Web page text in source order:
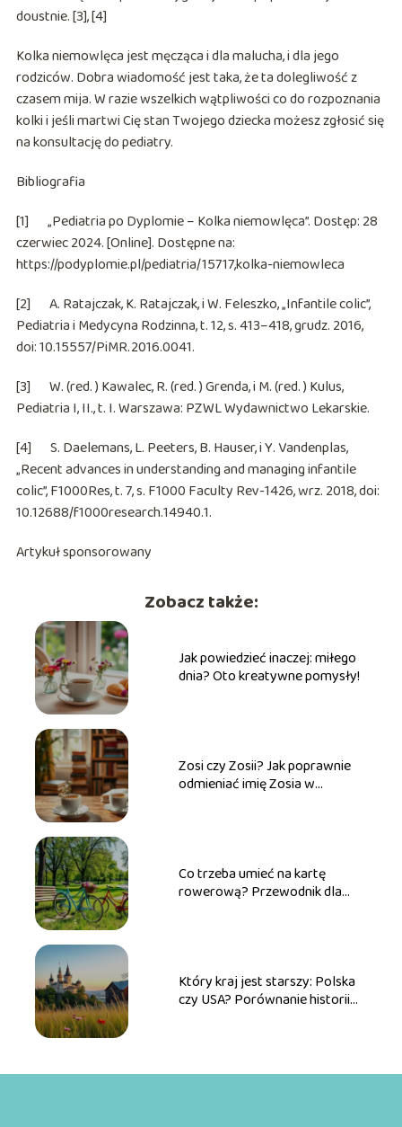
doustnie. [3], [4]
Kolka niemowlęca jest męcząca i dla malucha, i dla jego
rodziców. Dobra wiadomość jest taka, że ta dolegliwość z
czasem mija. W razie wszelkich wątpliwości co do rozpoznania
kolki i jeśli martwi Cię stan Twojego dziecka możesz zgłosić się
na konsultację do pediatry.
Bibliografia
[1] „Pediatria po Dyplomie – Kolka niemowlęca”. Dostęp: 28
czerwiec 2024. [Online]. Dostępne na:
https://podyplomie.pl/pediatria/15717,kolka-niemowleca
[2] A. Ratajczak, K. Ratajczak, i W. Feleszko, „Infantile colic”,
Pediatria i Medycyna Rodzinna, t. 12, s. 413–418, grudz. 2016,
doi: 10.15557/PiMR.2016.0041.
[3] W. (red. ) Kawalec, R. (red. ) Grenda, i M. (red. ) Kulus,
Pediatria I, II., t. I. Warszawa: PZWL Wydawnictwo Lekarskie.
[4] S. Daelemans, L. Peeters, B. Hauser, i Y. Vandenplas,
„Recent advances in understanding and managing infantile
colic”,F1000Res, t. 7, s. F1000 Faculty Rev-1426, wrz. 2018, doi:
10.12688/f1000research.14940.1.
Artykuł sponsorowany
Zobacz także:
Jak powiedzieć inaczej: miłego
dnia? Oto kreatywne pomysły!
Zosi czy Zosii? Jak poprawnie
odmieniać imię Zosia w
Co trzeba umieć na kartę
rowerową? Przewodnik dla
Który kraj jest starszy: Polska
czy USA? Porównanie historii